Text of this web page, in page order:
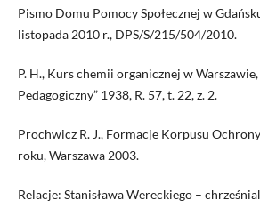
Pismo Domu Pomocy Społecznej w
listopada 2010 r., DPS/S/215/504/2010.
P. H., Kurs chemii organicznej w Warszawie,
Pedagogiczny” 1938, R. 57, t. 22, z. 2.
Prochwicz R. J., Formacje Korpusu
roku, Warszawa 2003.
Relacje: Stanisława Wereckiego –